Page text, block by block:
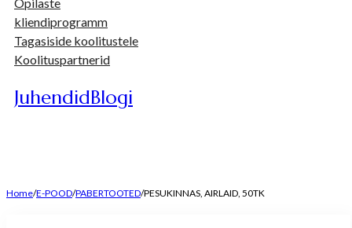
Õpilaste
kliendiprogramm
Tagasiside koolitustele
Koolituspartnerid
JuhendidBlogi
Home/E-POOD/PABERTOOTED/PESUKINNAS, AIRLAID, 50TK